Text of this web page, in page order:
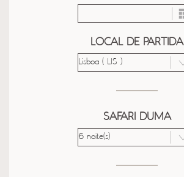
LOCAL DE PARTIDA
SAFARI DUMA